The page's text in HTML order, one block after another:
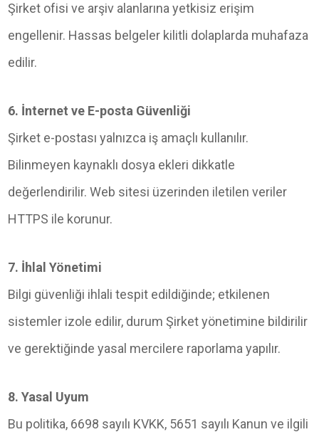
Şirket ofisi ve arşiv alanlarına yetkisiz erişim
engellenir. Hassas belgeler kilitli dolaplarda muhafaza
edilir.
6. İnternet ve E-posta Güvenliği
Şirket e-postası yalnızca iş amaçlı kullanılır.
Bilinmeyen kaynaklı dosya ekleri dikkatle
değerlendirilir. Web sitesi üzerinden iletilen veriler
HTTPS ile korunur.
7. İhlal Yönetimi
Bilgi güvenliği ihlali tespit edildiğinde; etkilenen
sistemler izole edilir, durum Şirket yönetimine bildirilir
ve gerektiğinde yasal mercilere raporlama yapılır.
8. Yasal Uyum
Bu politika, 6698 sayılı KVKK, 5651 sayılı Kanun ve ilgili